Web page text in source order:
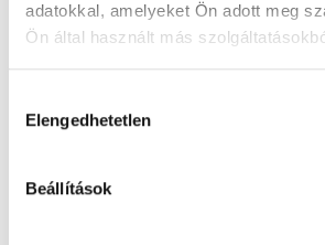
adatokkal, amelyeket Ön adott meg
Ön által használt más
szabályzat:https://foglaljorvost.hu/
kiválasztása
Elengedhetetlen
Beállítások
Nőgyógyász
4.9
58 értékelés